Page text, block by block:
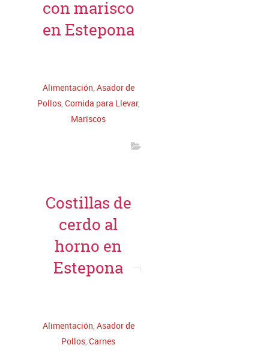
con marisco
en Estepona
Alimentación, Asador de
Pollos, Comida para Llevar,
Mariscos
Costillas de
cerdo al
horno en
Estepona
Alimentación, Asador de
Pollos,Carnes